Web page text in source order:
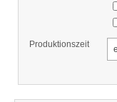
Produktionszeit